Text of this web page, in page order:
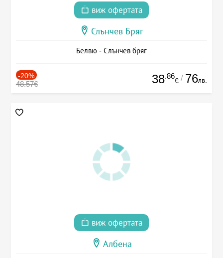
виж офертата
Слънчев Бряг
Белвю - Слънчев бряг
-20%
48.57€ 38.86
€ / 76лв.
виж офертата
Албена